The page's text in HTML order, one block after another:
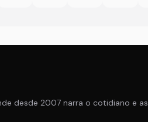
desde 2007 narra o cotidiano e as